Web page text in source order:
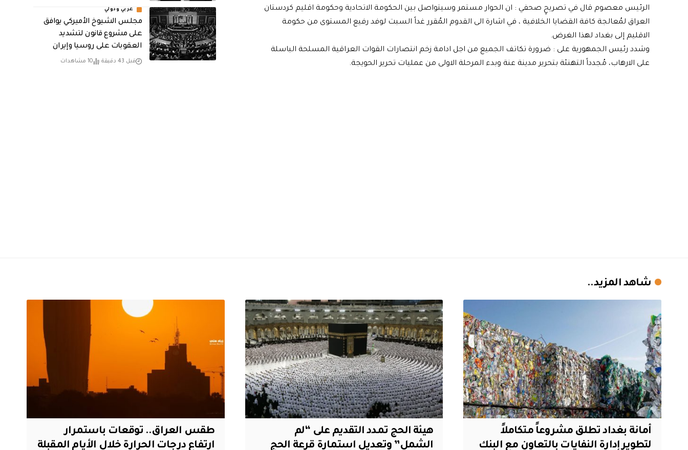
الرئيس معصوم قال في تصريحٍ صحفي : ان الحوار مستمر وسيتواصل بين الحكومة ‏الاتحادية وحكومة اقليم كردستان
العراق لمُعالجة كافة القضايا الخلافية ، في اشارة الى ‏القدوم المُقرر غداً السبت لوفد رفيع المستوى من حكومة
الاقليم إلى بغداد لهذا الغرض.‏
وشدد رئيس الجمهورية على : ضرورة تكاتف الجميع من اجل ادامة زخم ‏انتصارات القوات العراقية المسلحة الباسلة
على الارهاب، مُجدداً التهنئة بتحرير ‏مدينة عنة وبدء المرحلة الاولى من عمليات تحرير الحويجة.‏
عربي ودولي
مجلس الشيوخ الأميركي يوافق
على مشروع قانون لتشديد
العقوبات على روسيا وإيران
قبل 43 دقيقة 10 مشاهدات
شاهد المزيد..
أمانة بغداد تطلق مشروعاً متكاملاً
لتطوير إدارة النفايات بالتعاون مع البنك
هيئة الحج تمدد التقديم على “لم
الشمل” وتعديل استمارة قرعة الحج
طقس العراق.. توقعات باستمرار
ارتفاع درجات الحرارة خلال الأيام المقبلة